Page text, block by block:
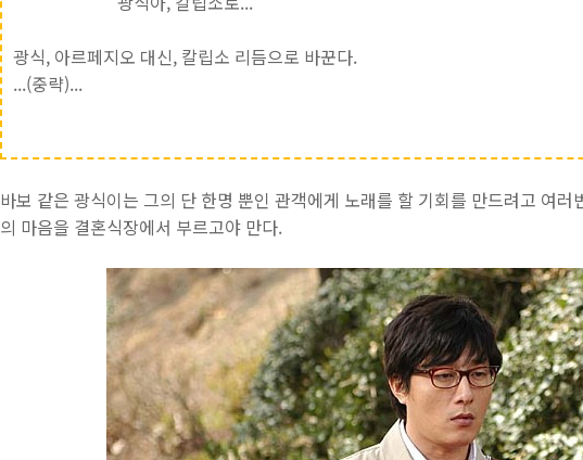
광식, 아르페지오 대신, 칼립소 리듬으로 바꾼다.
...(중략)...
바보 같은 광식이는 그의 단 한명 뿐인 관객에게 노래를 할 기회를 만드려고 여
의 마음을 결혼식장에서 부르고야 만다.